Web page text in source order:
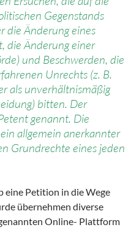
Gegenstands
die Änderung eines
die Änderung einer
und Beschwerden, die
Unrechts (z. B.
als unverhältnismäßig
bitten. Der
genannt. Die
allgemein anerkannter
Grundrechte eines jeden
eine Petition in die Wege
übernehmen diverse
Online- Plattform